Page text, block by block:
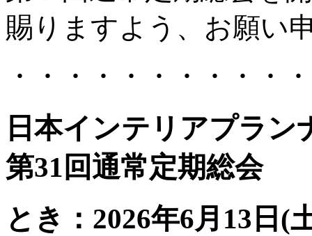
賜りますよう、お願い
・・・・・・・・・・
日本インテリアプラン
第31回通常定期総会
とき：2026年6月13日(